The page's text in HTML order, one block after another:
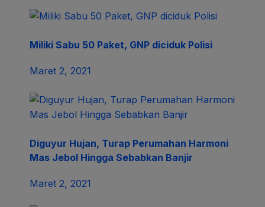
Miliki Sabu 50 Paket, GNP diciduk Polisi
Maret 2, 2021
Diguyur Hujan, Turap Perumahan Harmoni
Mas Jebol Hingga Sebabkan Banjir
Maret 2, 2021